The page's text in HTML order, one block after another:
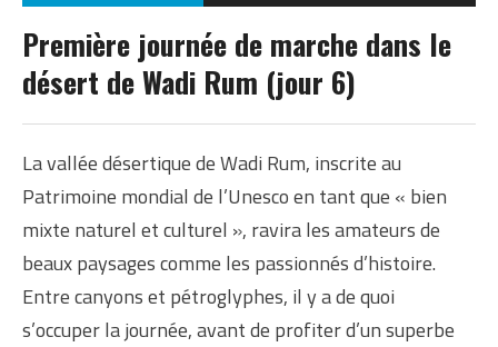
JORDANIE
Première journée de marche dans le
désert de Wadi Rum (jour 6)
La vallée désertique de Wadi Rum, inscrite au
Patrimoine mondial de l’Unesco en tant que « bien
mixte naturel et culturel », ravira les amateurs de
beaux paysages comme les passionnés d’histoire. ​
Entre canyons et pétroglyphes, il y a de quoi
s’occuper la journée, avant de profiter d’un superbe